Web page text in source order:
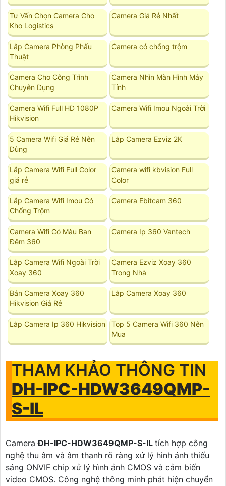
Tư Vấn Chọn Camera Cho
Kho Logistics
Camera Giá Rẻ Nhất
Lắp Camera Phòng Phẩu
Thuật
Camera có chống trộm
Camera Cho Công Trình
Chuyên Dụng
Camera Nhìn Màn Hình Máy
Tính
Camera Wifi Full HD 1080P
Hikvision
Camera Wifi Imou Ngoài Trời
5 Camera Wifi Giá Rẻ Nên
Dùng
Lắp Camera Ezviz 2K
Lắp Camera Wifi Full Color
giá rẻ
Camera wifi kbvision Full
Color
Lắp Camera Wifi Imou Có
Chống Trộm
Camera Ebitcam 360
Camera Wifi Có Màu Ban
Đêm 360
Camera Ip 360 Vantech
Lắp Camera Wifi Ngoài Trời
Xoay 360
Camera Ezviz Xoay 360
Trong Nhà
Bán Camera Xoay 360
Hikvision Giá Rẻ
Lắp Camera Xoay 360
Lắp Camera Ip 360 Hikvision
Top 5 Camera Wifi 360 Nên
Mua
THAM KHẢO THÔNG TIN
DH-IPC-HDW3649QMP-
S-IL
CameraĐH-IPC-HDW3649QMP-S-IL tích hợp công
nghệ thu âm và âm thanh rõ ràng xử lý hình ảnh thiếu
sáng ONVIF chip xử lý hình ảnh CMOS và cảm biến
video CMOS. Công nghệ thông minh phát hiện chuyển